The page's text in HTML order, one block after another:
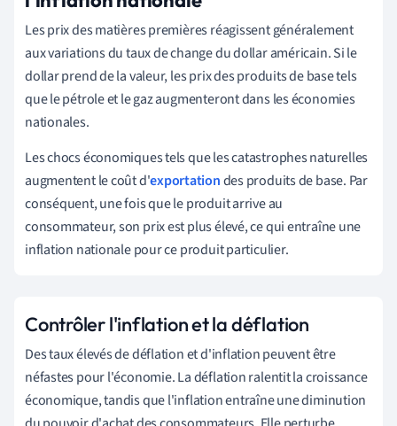
Les prix des matières premières réagissent généralement
aux variations du taux de change du dollar américain. Si le
dollar prend de la valeur, les prix des produits de base tels
que le pétrole et le gaz augmenteront dans les économies
nationales.
Les chocs économiques tels que les catastrophes naturelles
augmentent le coût d'exportationdes produits de base. Par
conséquent, une fois que le produit arrive au
consommateur, son prix est plus élevé, ce qui entraîne une
inflation nationale pour ce produit particulier.
Contrôler l'inflation et la déflation
Des taux élevés de déflation et d'inflation peuvent être
néfastes pour l'économie. La déflation ralentit la croissance
économique, tandis que l'inflation entraîne une diminution